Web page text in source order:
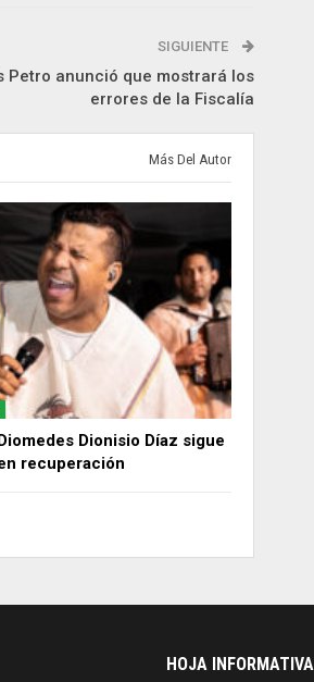
SIGUIENTE
Petro anunció que mostrará los
errores de la Fiscalía
Más Del Autor
Dionisio Díaz sigue
recuperación
HOJA INFORMATIVA